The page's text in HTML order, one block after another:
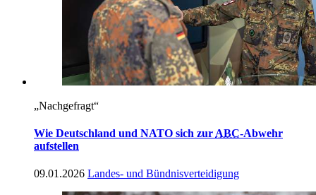
„Nachgefragt“
Wie Deutschland und NATO sich zur ABC-Abwehr
aufstellen
09.01.2026 Landes- und Bündnisverteidigung